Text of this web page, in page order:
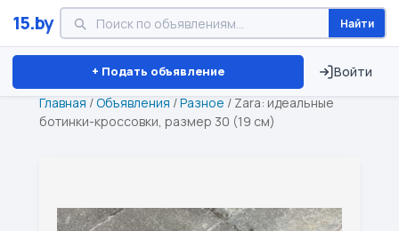
15.by Найти
+ Подать объявление Войти
Минск Витебск Брест ⏱ ТОЛЬКО 15 ДНЕЙ
Главная /Объявления /Разное / Zara: идеальные
ботинки-кроссовки, размер 30 (19 см)